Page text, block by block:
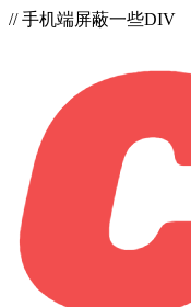
// 手机端屏蔽一些DIV